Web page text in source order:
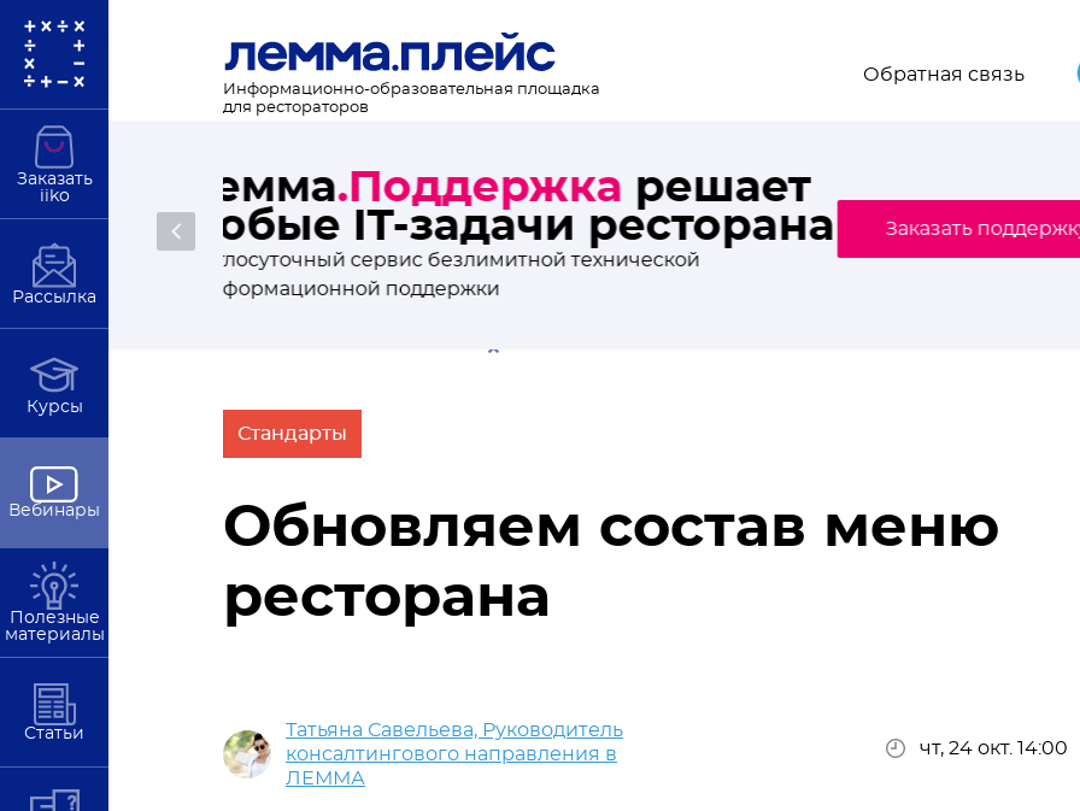
Заказать
iiko
Рассылка
Курсы
Вебинары
Полезные
материалы
Статьи
Информационно-образовательная площадка
для рестораторов
Обратная связь
Подробнее
Новости ресторанного мира, свежие
статьи и анонсы мероприятий
В полезной рассылке от Лемма.Плейс. Подпишись!
Стандарты
Обновляем состав меню
ресторана
Татьяна Савельева, Руководитель
консалтингового направления в
ЛЕММА
чт, 24 окт. 14:00